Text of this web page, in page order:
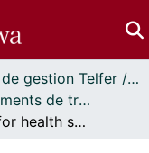
École de gestion Telfer // Telfer School of Management
Telfer - Documents de travail // Telfer - Working Papers
Implications for health sector reform and essential public health functions for public health education: Canadian perspectives